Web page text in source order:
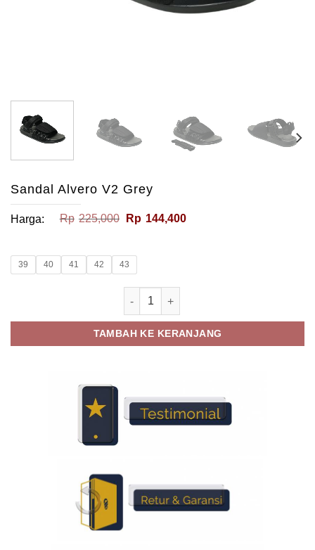
Sandal Alvero V2 Grey
Harga: Rp 225,000 Harga
Rp 144,400Harga
39 40 41 42 43
Kuantitas Sandal Alvero V2 Grey
TAMBAH KE KERANJANG